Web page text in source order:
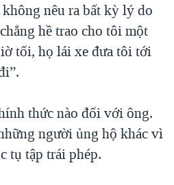
nêu ra bất kỳ lý do
hề trao cho tôi một
tối, họ lái xe đưa tôi tới
thức nào đối với ông.
người ủng hộ khác vì
tụ tập trái phép.